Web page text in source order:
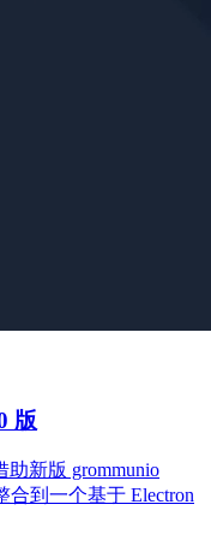
版
新版 grommunio
到一个基于 Electron